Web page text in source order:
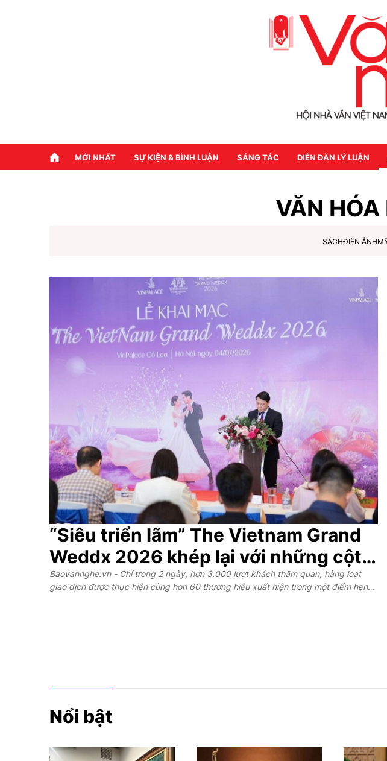
MỚI NHẤT SỰ KIỆN & BÌNH LUẬN SÁNG TÁC DIỄN ĐÀN LÝ LUẬN
VĂN HÓA
SÁCHĐIỆN ẢNH
“Siêu triển lãm” The Vietnam Grand
Weddx 2026 khép lại với những cột
mốc ấn tượng và mở ra kỷ nguyên
Baovannghe.vn - Chỉ trong 2 ngày, hơn 3.000 lượt khách thăm quan, hàng loạt
giao dịch được thực hiện cùng hơn 60 thương hiệu xuất hiện trong một điểm hẹn
Nổi bật